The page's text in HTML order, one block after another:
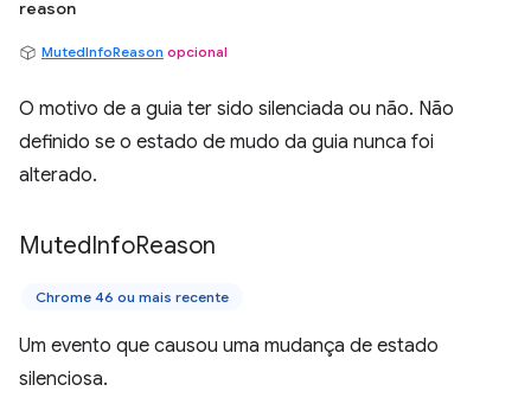
reason
MutedInfoReason opcional
O motivo de a guia ter sido silenciada ou não. Não
definido se o estado de mudo da guia nunca foi
alterado.
MutedInfoReason
Chrome 46 ou mais recente
Um evento que causou uma mudança de estado
silenciosa.